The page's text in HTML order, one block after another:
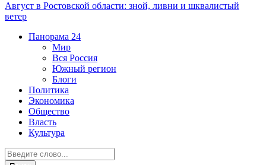
Август в Ростовской области: зной, ливни и шквалистый
ветер
Панорама 24
Мир
Вся Россия
Южный регион
Блоги
Политика
Экономика
Общество
Власть
Культура